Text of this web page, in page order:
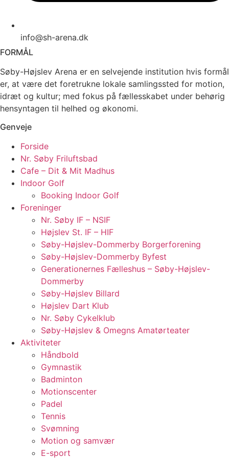
info@sh-arena.dk
FORMÅL
Søby-Højslev Arena er en selvejende institution hvis formål
er, at være det foretrukne lokale samlingssted for motion,
idræt og kultur; med fokus på fællesskabet under behørig
hensyntagen til helhed og økonomi.
Genveje
Forside
Nr. Søby Friluftsbad
Cafe – Dit & Mit Madhus
Indoor Golf
Booking Indoor Golf
Foreninger
Nr. Søby IF – NSIF
Højslev St. IF – HIF
Søby-Højslev-Dommerby Borgerforening
Søby-Højslev-Dommerby Byfest
Generationernes Fælleshus – Søby-Højslev-
Dommerby
Søby-Højslev Billard
Højslev Dart Klub
Nr. Søby Cykelklub
Søby-Højslev & Omegns Amatørteater
Aktiviteter
Håndbold
Gymnastik
Badminton
Motionscenter
Padel
Tennis
Svømning
Motion og samvær
E-sport